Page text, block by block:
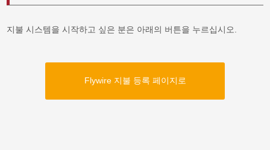
지불 시스템을 시작하고 싶은 분은 아래의 버튼을 누르십시오.
Flywire 지불 등록 페이지로